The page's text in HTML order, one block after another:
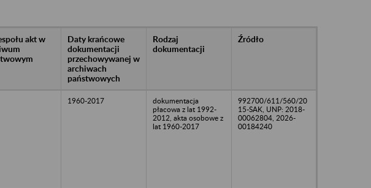
akt w
Daty krańcowe
dokumentacji
przechowywanej w
archiwach
państwowych
Rodzaj
dokumentacji
Źródło
1960-2017
dokumentacja
płacowa z lat 1992-
2012, akta osobowe z
lat 1960-2017
992700/611/560/20
15-SAK, UNP: 2018-
00062804, 2026-
00184240